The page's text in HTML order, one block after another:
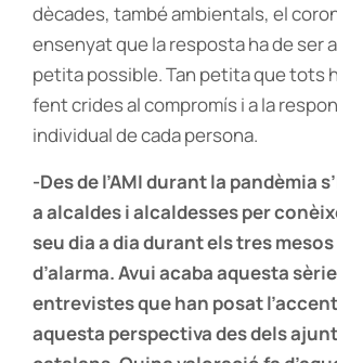
dècades, també ambientals, el
ensenyat que la resposta ha de ser a
petita possible. Tan petita que tots
fent crides al compromís i a la
individual de cada persona.
-Des de l’AMI durant la pandèmia
a alcaldes i alcaldesses per
seu dia a dia durant els tres mesos
d’alarma. Avui acaba aquesta
entrevistes que han posat
aquesta perspectiva des dels